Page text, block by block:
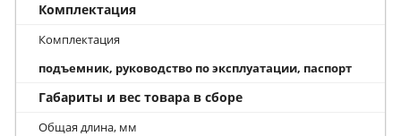
Комплектация
Комплектация
подъемник, руководство по эксплуатации, паспорт
Габариты и вес товара в сборе
Общая длина, мм